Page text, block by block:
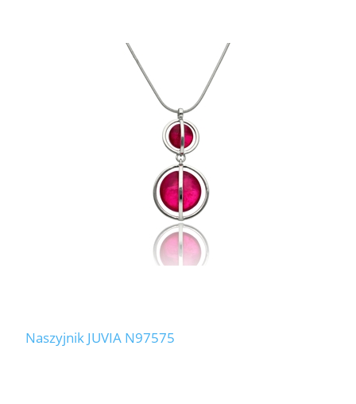
Naszyjnik JUVIA N97575